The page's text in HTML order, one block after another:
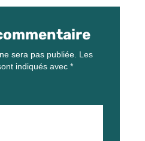
sera pas publiée. Les
indiqués avec *